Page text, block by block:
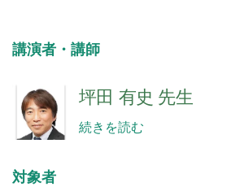
講演者・講師
坪田 有史 先生
続きを読む
対象者